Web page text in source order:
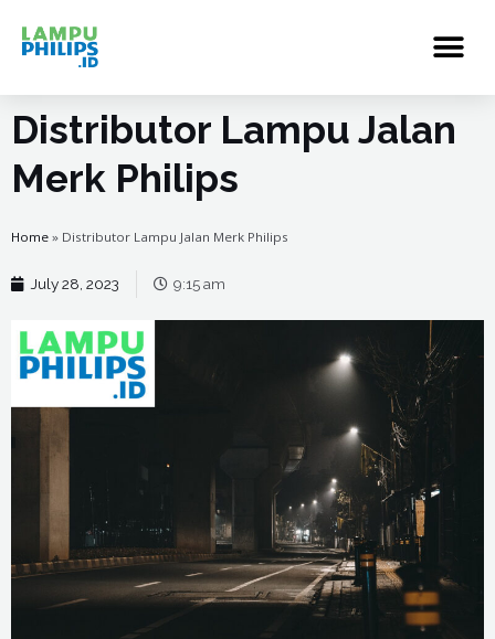
Distributor Lampu Jalan
Merk Philips
Home » Distributor Lampu Jalan Merk Philips
July 28, 2023 9:15 am